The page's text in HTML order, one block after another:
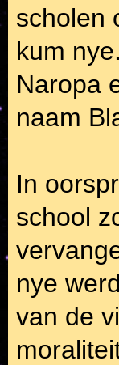
scholen
kum
Naropa
naam
In
school
nye
van de